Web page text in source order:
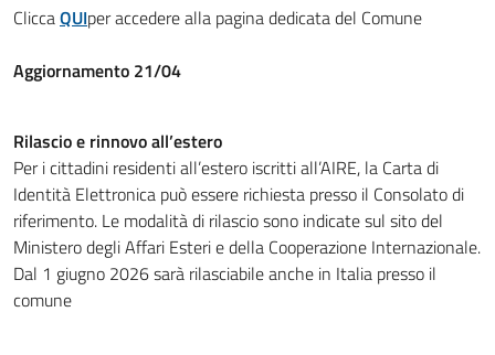
CliccaQUIper accedere alla pagina dedicata del Comune
Aggiornamento 21/04
Rilascio e rinnovo all’estero
Per i cittadini residenti all’estero iscritti all’AIRE, la Carta di
Identità Elettronica può essere richiesta presso il Consolato di
riferimento. Le modalità di rilascio sono indicate sul sito del
Ministero degli Affari Esteri e della Cooperazione Internazionale.
Dal 1 giugno 2026 sarà rilasciabile anche in Italia presso il
comune